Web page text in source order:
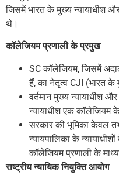
जिसमें भारत के मुख्य न्यायाधीश
थे।
कॉलेजियम प्रणाली के प्रमुख
SC कॉलेजियम, जिसमें
हैं, का नेतृत्व CJI (भारत के
वर्तमान मुख्य न्यायाधीश
न्यायाधीश एक कॉलेजियम
सरकार की भूमिका केवल
न्यायपालिका के
कॉलेजियम प्रणाली के
राष्ट्रीय न्यायिक नियुक्ति आयोग